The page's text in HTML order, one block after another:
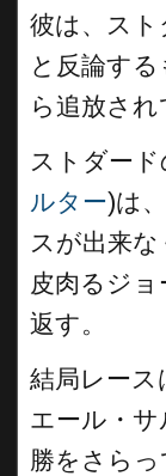
彼は、スト
と反論す
ら追放され
ストダー
ルター)は
スが出来
皮肉るジ
返す。
結局レース
エール・
勝をさらっ